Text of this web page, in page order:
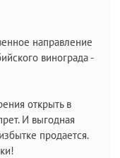
направление
винограда -
открыть в
И выгодная
продается.